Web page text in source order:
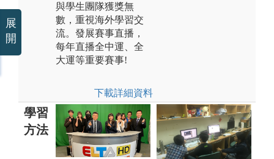
與學生團隊獲獎無
數，重視海外學習交
流。發展賽事直播，
每年直播全中運、全
大運等重要賽事!
下載詳細資料
學習
方法
展
開